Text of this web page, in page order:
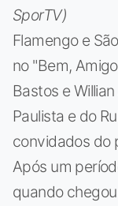
SporTV)
Flamengo e
no "Bem,
Bastos e
Paulista e do
convidados do
Após um
quando